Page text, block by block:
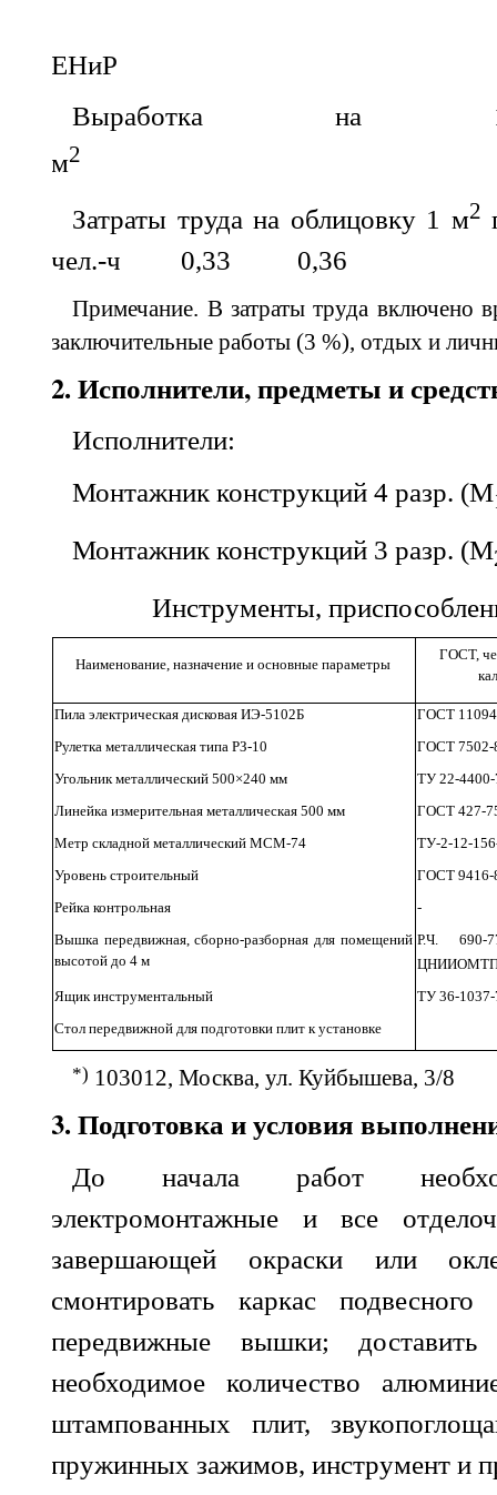
ЕНиР
Выработка на 1
м2
Затраты труда на облицовку 1 м2
чел.-ч
0,33 0,36
Примечание. В затраты труда включено
заключительные работы (3 %), отдых и
2. Исполнители, предметы и
Исполнители:
Монтажник конструкций 4 разр. (М
Монтажник конструкций 3 разр. (М
Инструменты,
Наименование, назначение и основные параметры
ГОСТ,
Пила электрическая дисковая ИЭ-5102Б
ГОСТ
Рулетка металлическая типа РЗ-10
ГОСТ 7502-
Угольник металлический 500×240 мм
ТУ 22-
Линейка измерительная металлическая 500 мм
ГОСТ 427-
Метр складной металлический МСМ-74
ТУ-2-12-
Уровень строительный
ГОСТ 9416-
Рейка контрольная
-
Вышка передвижная, сборно-разборная для помещений
высотой до 4 м
Р.Ч. 690-
ЦНИИОМТП
Ящик инструментальный
ТУ 36-
Стол передвижной для подготовки плит к установке
*) 103012, Москва, ул. Куйбышева, 3/8
3. Подготовка и условия
До начала работ
электромонтажные и все
завершающей окраски или
смонтировать каркас подвесного
передвижные вышки;
необходимое количество
штампованных плит,
пружинных зажимов, инструмент и